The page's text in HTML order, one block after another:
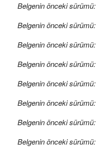
Belgenin önceki sürümü:
Belgenin önceki sürümü:
Belgenin önceki sürümü:
Belgenin önceki sürümü:
Belgenin önceki sürümü:
Belgenin önceki sürümü:
Belgenin önceki sürümü:
Belgenin önceki sürümü: